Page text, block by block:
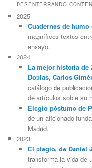
DESENTERRANDO
2025
Cuadernos de humo
magníficos textos
ensayo.
2024
La mejor historia de
Doblas, Carlos
catálogo de
de artículos sobre su
Elogio póstumo de
de un aficionado
Madrid.
2023
El plagio, de Daniel
transforma la vida de